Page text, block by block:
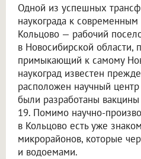
Одной из успешных
наукограда к современным
Кольцово — рабочий
в Новосибирской области,
примыкающий к самому
наукоград известен
расположен научный
были разработаны вакцины
19. Помимо научно-
в Кольцово есть уже
микрорайонов, которые
и водоемами.